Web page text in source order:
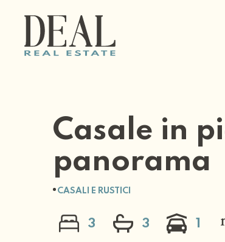
Casale in
panorama
CASALI E RUSTICI
3 3 1